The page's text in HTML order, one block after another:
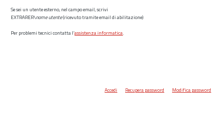
Se sei un utente esterno, nel campo email, scrivi
EXTRARER\nome utente(ricevuto tramite email di abilitazione)
Per problemi tecnici contatta l’assistenza informatica.
Accedi Recupera password Modifica password